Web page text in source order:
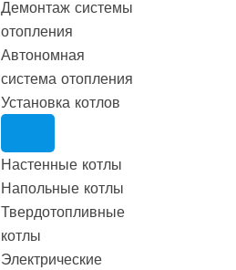
Демонтаж системы
отопления
Автономная
система отопления
Установка котлов
Настенные котлы
Напольные котлы
Твердотопливные
котлы
Электрические